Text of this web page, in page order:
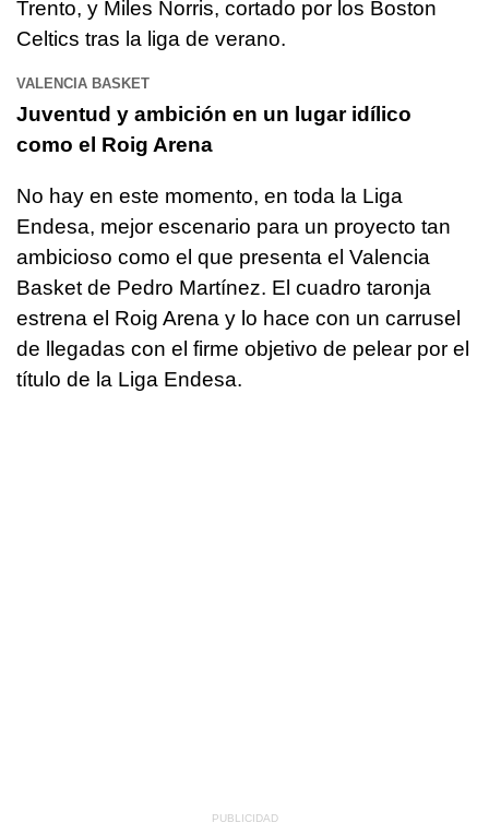
Trento, y Miles Norris, cortado por los Boston
Celtics tras la liga de verano.
VALENCIA BASKET
Juventud y ambición en un lugar idílico
como el Roig Arena
No hay en este momento, en toda la Liga
Endesa, mejor escenario para un proyecto tan
ambicioso como el que presenta el Valencia
Basket de Pedro Martínez. El cuadro taronja
estrena el Roig Arena y lo hace con un carrusel
de llegadas con el firme objetivo de pelear por el
título de la Liga Endesa.